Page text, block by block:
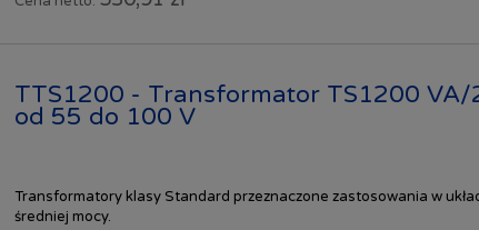
TTS1200 - Transformator TS1200
od 55 do 100 V
Transformatory klasy Standard przeznaczone zastosowania w
średniej mocy.